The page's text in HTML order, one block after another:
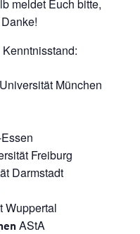
meldet Euch bitte,
München
Freiburg
Darmstadt
Wuppertal
AStA